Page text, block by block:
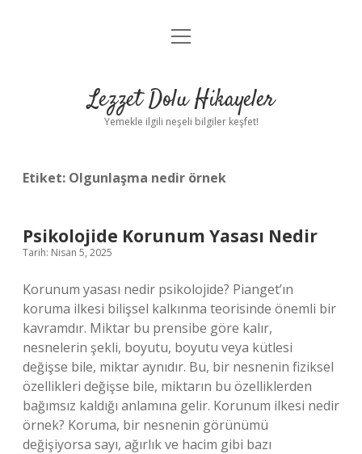
Anasayfa
Yasal Uyarı
menüyü
Lezzet Dolu Hikayeler
Yemekle ilgili neşeli bilgiler keşfet!
Etiket: Olgunlaşma nedir örnek
Psikolojide Korunum Yasası Nedir
Tarih: Nisan 5, 2025
Korunum yasası nedir psikolojide? Pianget’ın
koruma ilkesi bilişsel kalkınma teorisinde önemli bir
kavramdır. Miktar bu prensibe göre kalır,
nesnelerin şekli, boyutu, boyutu veya kütlesi
değişse bile, miktar aynıdır. Bu, bir nesnenin fiziksel
özellikleri değişse bile, miktarın bu özelliklerden
bağımsız kaldığı anlamına gelir. Korunum ilkesi nedir
örnek? Koruma, bir nesnenin görünümü
değişiyorsa sayı, ağırlık ve hacim gibi bazı